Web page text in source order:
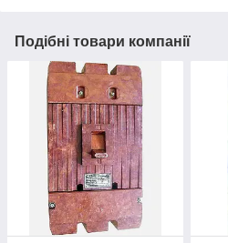
Подібні товари компанії